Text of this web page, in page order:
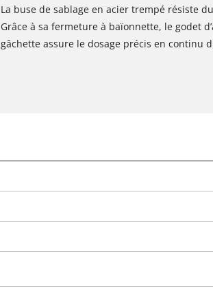
La buse de sablage en acier trempé résiste
Grâce à sa fermeture à baïonnette, le godet
gâchette assure le dosage précis en continu